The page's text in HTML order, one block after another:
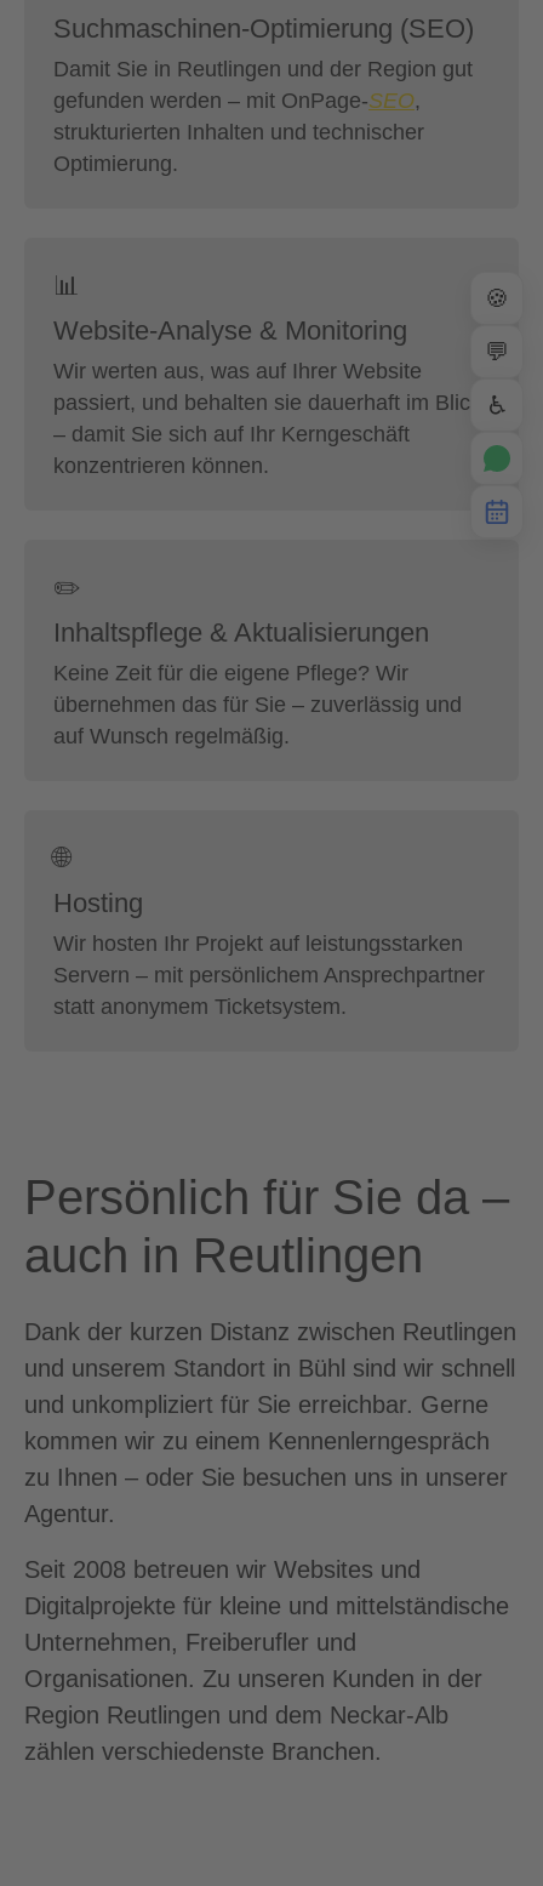
Suchmaschinen-Optimierung (SEO)
Damit Sie in Reutlingen und der Region gut
gefunden werden – mit OnPage-SEO,
strukturierten Inhalten und technischer
Optimierung.
📊
Website-Analyse & Monitoring
Wir werten aus, was auf Ihrer Website
passiert, und behalten sie dauerhaft im Blick
– damit Sie sich auf Ihr Kerngeschäft
konzentrieren können.
✏️
Inhaltspflege & Aktualisierungen
Keine Zeit für die eigene Pflege? Wir
übernehmen das für Sie – zuverlässig und
auf Wunsch regelmäßig.
🌐
Hosting
Wir hosten Ihr Projekt auf leistungsstarken
Servern – mit persönlichem Ansprechpartner
statt anonymem Ticketsystem.
Persönlich für Sie da –
auch in Reutlingen
Dank der kurzen Distanz zwischen Reutlingen
und unserem Standort in Bühl sind wir schnell
und unkompliziert für Sie erreichbar. Gerne
kommen wir zu einem Kennenlerngespräch
zu Ihnen – oder Sie besuchen uns in unserer
Agentur.
Seit 2008 betreuen wir Websites und
Digitalprojekte für kleine und mittelständische
Unternehmen, Freiberufler und
Organisationen. Zu unseren Kunden in der
Region Reutlingen und dem Neckar-Alb
zählen verschiedenste Branchen.
🍪
💬
♿